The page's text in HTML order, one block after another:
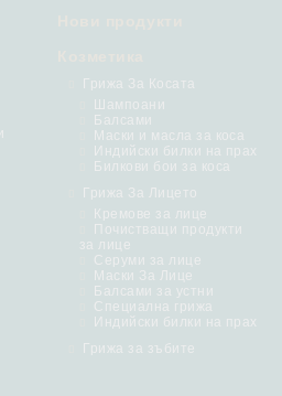
Грижа За Косата
Шампоани
Балсами
Маски и масла за коса
Индийски билки на прах
Билкови бои за коса
Грижа За Лицето
Кремове за лице
Почистващи продукти
за лице
Серуми за лице
Маски За Лице
Балсами за устни
Специална грижа
Индийски билки на прах
Грижа за зъбите